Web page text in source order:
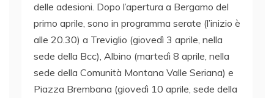
delle adesioni. Dopo l’apertura a Bergamo del
primo aprile, sono in programma serate (l’inizio è
alle 20.30) a Treviglio (giovedì 3 aprile, nella
sede della Bcc), Albino (martedì 8 aprile, nella
sede della Comunità Montana Valle Seriana) e
Piazza Brembana (giovedì 10 aprile, sede della